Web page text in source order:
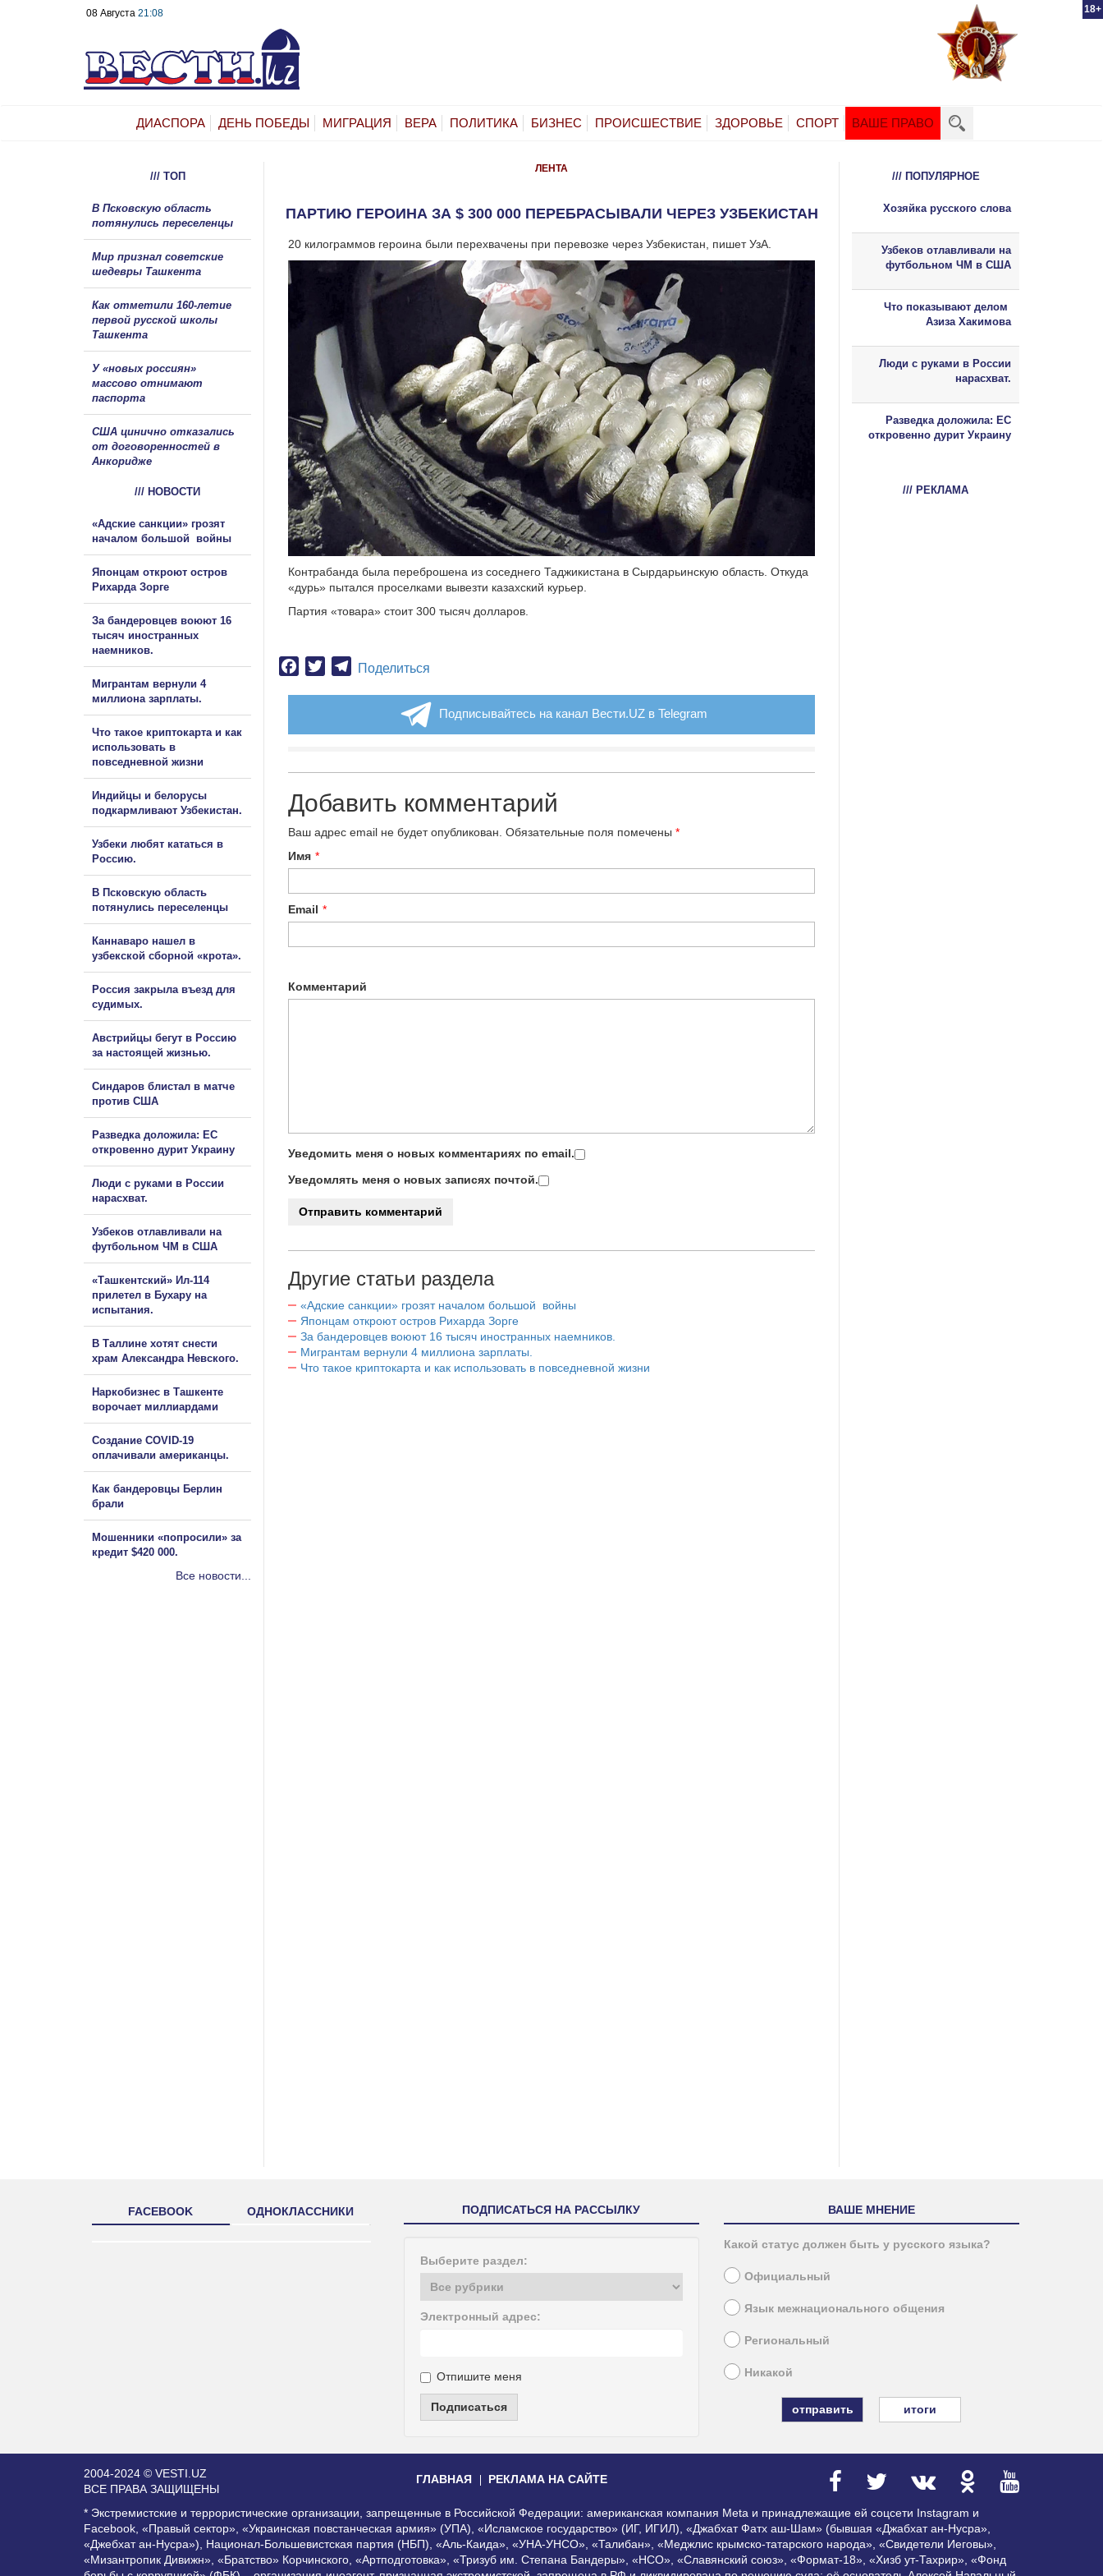
18+
08 Августа 21:08
ДИАСПОРА ДЕНЬ ПОБЕДЫ МИГРАЦИЯ ВЕРА ПОЛИТИКА БИЗНЕС ПРОИСШЕСТВИЕ ЗДОРОВЬЕ СПОРТ ВАШЕ ПРАВО
ЛЕНТА
ПАРТИЮ ГЕРОИНА ЗА $ 300 000 ПЕРЕБРАСЫВАЛИ ЧЕРЕЗ УЗБЕКИСТАН
20 килограммов героина были перехвачены при перевозке через Узбекистан, пишет УзА.
Контрабанда была переброшена из соседнего Таджикистана в Сырдарьинскую область. Откуда
«дурь» пытался проселками вывезти казахский курьер.
Партия «товара» стоит 300 тысяч долларов.
Facebook
TwitterTelegram
Поделиться
Подписывайтесь на канал Вести.UZ в Telegram
Добавить комментарий
Ваш адрес email не будет опубликован. Обязательные поля помечены *
Имя *
Email *
Комментарий
Уведомить меня о новых комментариях по email.
Уведомлять меня о новых записях почтой.
Другие статьи раздела
«Адские санкции» грозят началом большой войны
Японцам откроют остров Рихарда Зорге
За бандеровцев воюют 16 тысяч иностранных наемников.
Мигрантам вернули 4 миллиона зарплаты.
Что такое криптокарта и как использовать в повседневной жизни
/// ТОП
В Псковскую область
потянулись переселенцы
Мир признал советские
шедевры Ташкента
Как отметили 160-летие
первой русской школы
Ташкента
У «новых россиян»
массово отнимают
паспорта
США цинично отказались
от договоренностей в
Анкоридже
/// НОВОСТИ
«Адские санкции» грозят
началом большой войны
Японцам откроют остров
Рихарда Зорге
За бандеровцев воюют 16
тысяч иностранных
наемников.
Мигрантам вернули 4
миллиона зарплаты.
Что такое криптокарта и как
использовать в
повседневной жизни
Индийцы и белорусы
подкармливают Узбекистан.
Узбеки любят кататься в
Россию.
В Псковскую область
потянулись переселенцы
Каннаваро нашел в
узбекской сборной «крота».
Россия закрыла въезд для
судимых.
Австрийцы бегут в Россию
за настоящей жизнью.
Синдаров блистал в матче
против США
Разведка доложила: ЕС
откровенно дурит Украину
Люди с руками в России
нарасхват.
Узбеков отлавливали на
футбольном ЧМ в США
«Ташкентский» Ил-114
прилетел в Бухару на
испытания.
В Таллине хотят снести
храм Александра Невского.
Наркобизнес в Ташкенте
ворочает миллиардами
Создание COVID-19
оплачивали американцы.
Как бандеровцы Берлин
брали
Мошенники «попросили» за
кредит $420 000.
Все новости...
/// ПОПУЛЯРНОЕ
Хозяйка русского слова
Узбеков отлавливали на
футбольном ЧМ в США
Что показывают делом
Азиза Хакимова
Люди с руками в России
нарасхват.
Разведка доложила: ЕС
откровенно дурит Украину
/// РЕКЛАМА
FACEBOOK ОДНОКЛАССНИКИ ПОДПИСАТЬСЯ НА РАССЫЛКУ
Выберите раздел:
Электронный адрес:
Отпишите меня
Подписаться
ВАШЕ МНЕНИЕ
Какой статус должен быть у русского языка?
Официальный
Язык межнационального общения
Региональный
Никакой
итоги
2004-2024 © VESTI.UZ
ВСЕ ПРАВА ЗАЩИЩЕНЫ
ГЛАВНАЯ РЕКЛАМА НА САЙТЕ
* Экстремистские и террористические организации, запрещенные в Российской Федерации: американская компания Meta и принадлежащие ей соцсети Instagram и
Facebook, «Правый сектор», «Украинская повстанческая армия» (УПА), «Исламское государство» (ИГ, ИГИЛ), «Джабхат Фатх аш-Шам» (бывшая «Джабхат ан-Нусра»,
«Джебхат ан-Нусра»), Национал-Большевистская партия (НБП), «Аль-Каида», «УНА-УНСО», «Талибан», «Меджлис крымско-татарского народа», «Свидетели Иеговы»,
«Мизантропик Дивижн», «Братство» Корчинского, «Артподготовка», «Тризуб им. Степана Бандеры», «НСО», «Славянский союз», «Формат-18», «Хизб ут-Тахрир», «Фонд